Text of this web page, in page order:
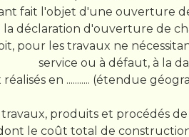
fait l'objet d'une ouverture
la déclaration d'ouverture de
pour les travaux ne
service ou à défaut, à la
en ........... (étendue
produits et procédés de
le coût total de